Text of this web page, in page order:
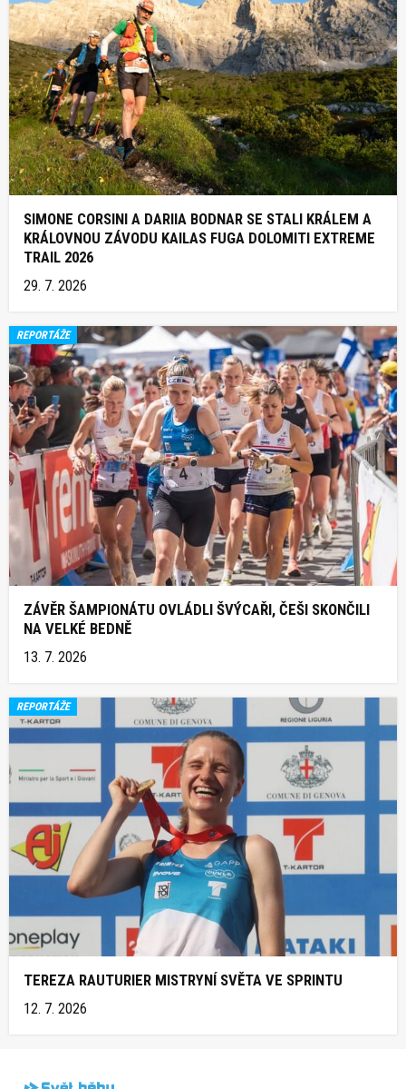
SIMONE CORSINI A DARIIA BODNAR SE STALI KRÁLEM A
KRÁLOVNOU ZÁVODU KAILAS FUGA DOLOMITI EXTREME
TRAIL 2026
29. 7. 2026
REPORTÁŽE
ZÁVĚR ŠAMPIONÁTU OVLÁDLI ŠVÝCAŘI, ČEŠI SKONČILI
NA VELKÉ BEDNĚ
13. 7. 2026
REPORTÁŽE
TEREZA RAUTURIER MISTRYNÍ SVĚTA VE SPRINTU
12. 7. 2026